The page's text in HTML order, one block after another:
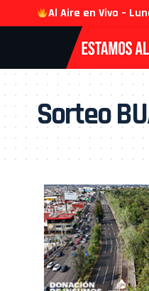
Al Aire en Vivo –
Sorteo